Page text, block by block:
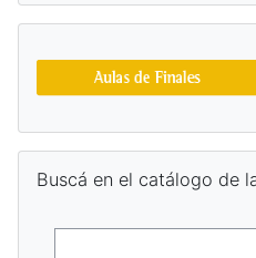
Buscá en el catálogo de